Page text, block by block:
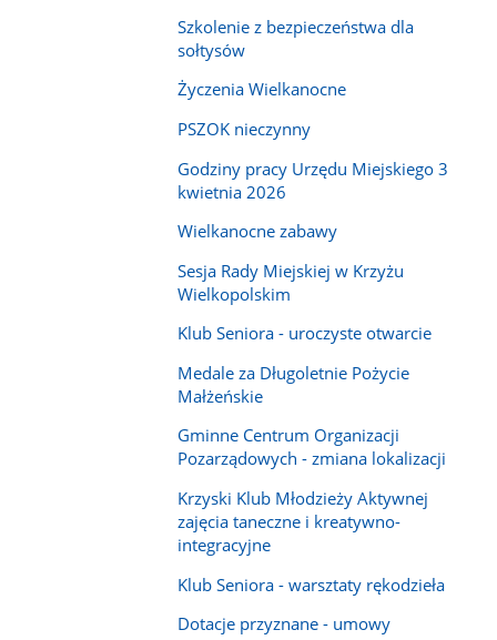
Szkolenie z bezpieczeństwa dla
sołtysów
Życzenia Wielkanocne
PSZOK nieczynny
Godziny pracy Urzędu Miejskiego 3
kwietnia 2026
Wielkanocne zabawy
Sesja Rady Miejskiej w Krzyżu
Wielkopolskim
Klub Seniora - uroczyste otwarcie
Medale za Długoletnie Pożycie
Małżeńskie
Gminne Centrum Organizacji
Pozarządowych - zmiana lokalizacji
Krzyski Klub Młodzieży Aktywnej
zajęcia taneczne i kreatywno-
integracyjne
Klub Seniora - warsztaty rękodzieła
Dotacje przyznane - umowy